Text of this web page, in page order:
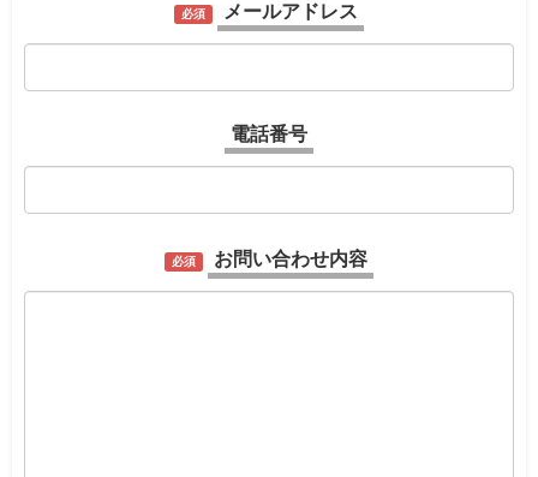
必須 メールアドレス
電話番号
必須 お問い合わせ内容